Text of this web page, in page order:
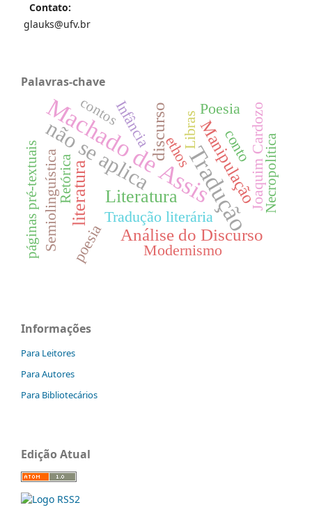
Contato:
glauks@ufv.br
Palavras-chave
Machado de AssisTradução
não se aplica
literatura Literatura
Análise do Discurso
Manipulação
discurso Joaquim Cardozo
Semiolinguística Tradução literária
conto
Infância
Modernismo
ethos
Libras
poesia
Poesia
páginas pré-textuais
contos
Necropolítica
Retórica
Informações
Para Leitores
Para Autores
Para Bibliotecários
Edição Atual